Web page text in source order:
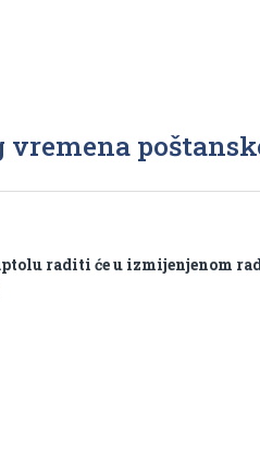
raditi će u izmijenjenom